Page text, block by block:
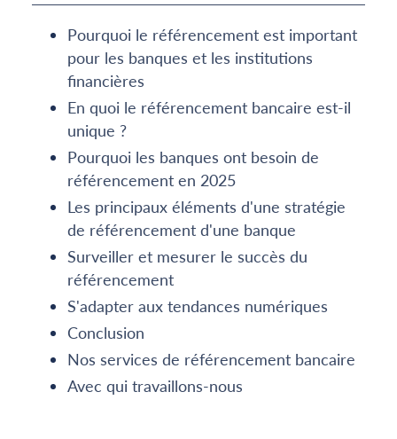
Pourquoi le référencement est important
pour les banques et les institutions
financières
En quoi le référencement bancaire est-il
unique ?
Pourquoi les banques ont besoin de
référencement en 2025
Les principaux éléments d'une stratégie
de référencement d'une banque
Surveiller et mesurer le succès du
référencement
S'adapter aux tendances numériques
Conclusion
Nos services de référencement bancaire
Avec qui travaillons-nous